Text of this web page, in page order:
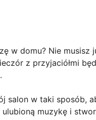
w domu? Nie musisz
z przyjaciółmi
salon w taki sposób,
muzykę i